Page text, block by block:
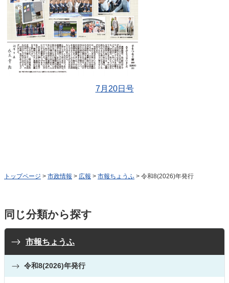
7月20日号
トップページ > 市政情報 > 広報 > 市報ちょうふ > 令和8(2026)年発行
同じ分類から探す
市報ちょうふ
令和8(2026)年発行